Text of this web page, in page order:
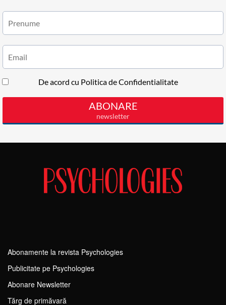
Abonamente la revista Psychologies
Publicitate pe Psychologies
Abonare Newsletter
Tărg de primăvară